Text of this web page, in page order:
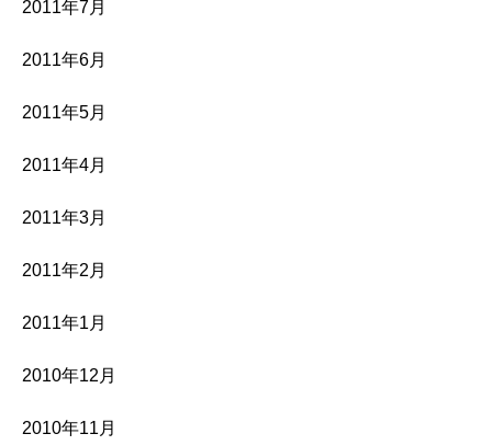
2011年7月
2011年6月
2011年5月
2011年4月
2011年3月
2011年2月
2011年1月
2010年12月
2010年11月